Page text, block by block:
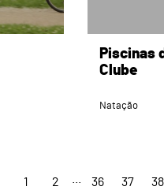
Piscinas
Clube
Natação
1 2 36 37 38